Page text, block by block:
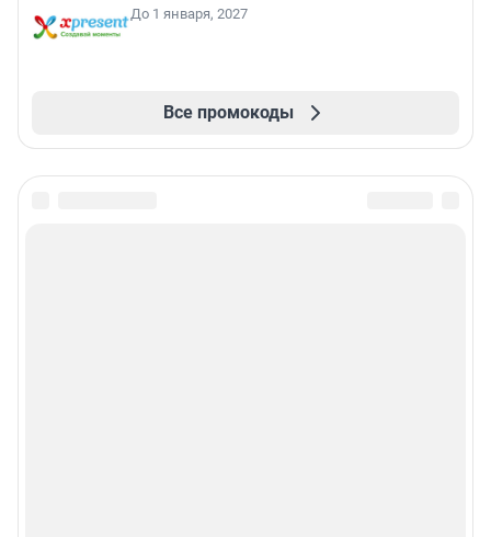
До 1 января, 2027
Все промокоды